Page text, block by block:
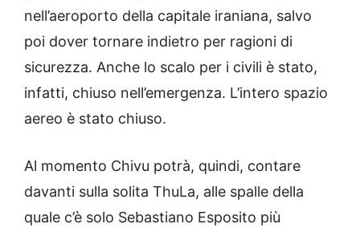
nell’aeroporto della capitale iraniana, salvo
poi dover tornare indietro per ragioni di
sicurezza. Anche lo scalo per i civili è stato,
infatti, chiuso nell’emergenza. L’intero spazio
aereo è stato chiuso.
Al momento Chivu potrà, quindi, contare
davanti sulla solita ThuLa, alle spalle della
quale c’è solo Sebastiano Esposito più